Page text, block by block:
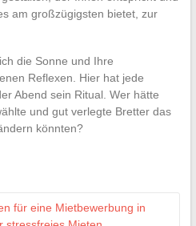
am großzügigsten bietet, zur
die Sonne und Ihre
Reflexen. Hier hat jede
Abend sein Ritual. Wer hätte
und gut verlegte Bretter das
könnten?
für eine Mietbewerbung in